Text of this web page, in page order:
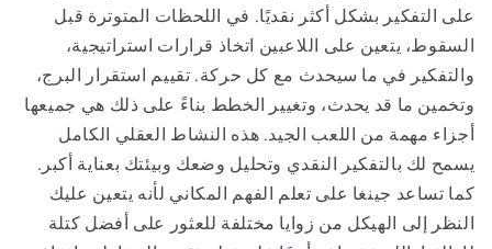
على التفكير بشكل أكثر نقديًا. في اللحظات المتوترة قبل
السقوط، يتعين على اللاعبين اتخاذ قرارات استراتيجية،
والتفكير في ما سيحدث مع كل حركة. تقييم استقرار البرج،
وتخمين ما قد يحدث، وتغيير الخطط بناءً على ذلك هي جميعها
أجزاء مهمة من اللعب الجيد. هذه النشاط العقلي الكامل
يسمح لك بالتفكير النقدي وتحليل وضعك وبيئتك بعناية أكبر.
كما تساعد جينغا على تعلم الفهم المكاني لأنه يتعين عليك
النظر إلى الهيكل من زوايا مختلفة للعثور على أفضل كتلة